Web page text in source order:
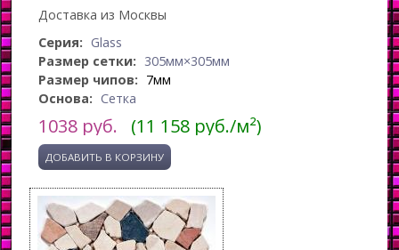
Доставка из Москвы
Серия: Glass
Размер сетки: 305мм×305мм
Размер чипов: 7мм
Основа: Сетка
1038 руб. (11 158 руб./м²)